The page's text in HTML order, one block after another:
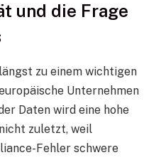
und die Frage
zu einem wichtigen
Unternehmen
Daten wird eine hohe
zuletzt, weil
Fehler schwere